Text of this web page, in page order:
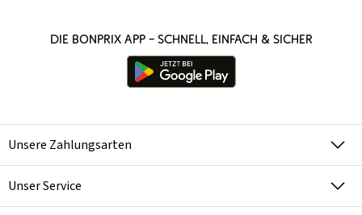
Die bonprix App – schnell, einfach & sicher
Unsere Zahlungsarten
Unser Service